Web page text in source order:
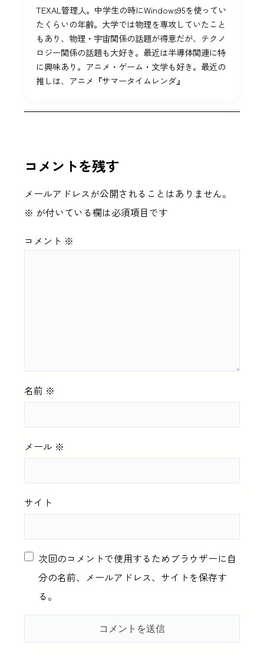
TEXAL管理人。中学生の時にWindows95を使ってい
たくらいの年齢。大学では物理を専攻していたこと
もあり、物理・宇宙関係の話題が得意だが、テクノ
ロジー関係の話題も大好き。最近は半導体関連に特
に興味あり。アニメ・ゲーム・文学も好き。最近の
推しは、アニメ『サマータイムレンダ』
コメントを残す
メールアドレスが公開されることはありません。
※ が付いている欄は必須項目です
コメント ※
名前 ※
メール ※
サイト
次回のコメントで使用するためブラウザーに自
分の名前、メールアドレス、サイトを保存す
る。